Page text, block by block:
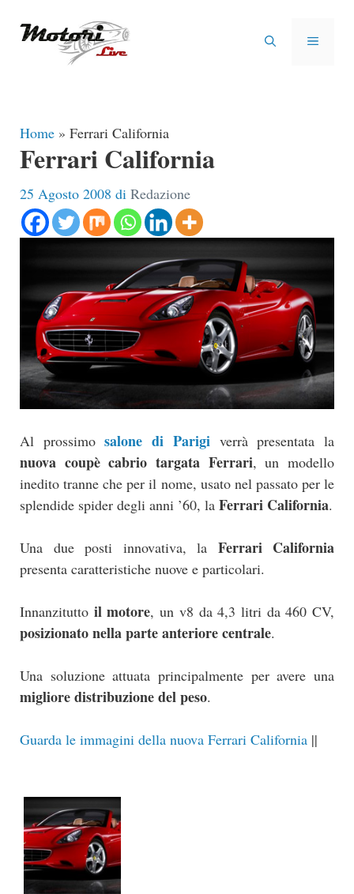
MENU
Home » Ferrari California
Ferrari California
25 Agosto 2008 di Redazione
Al prossimosalone di Parigiverrà presentata la
nuova coupè cabrio targata Ferrari, un modello
inedito tranne che per il nome, usato nel passato per le
splendide spider degli anni ’60, la Ferrari California.
Una due posti innovativa, la Ferrari California
presenta caratteristiche nuove e particolari.
Innanzitutto il motore, un v8 da 4,3 litri da 460 CV,
posizionato nella parte anteriore centrale.
Una soluzione attuata principalmente per avere una
migliore distribuzione del peso.
Guarda le immagini della nuova Ferrari California ||